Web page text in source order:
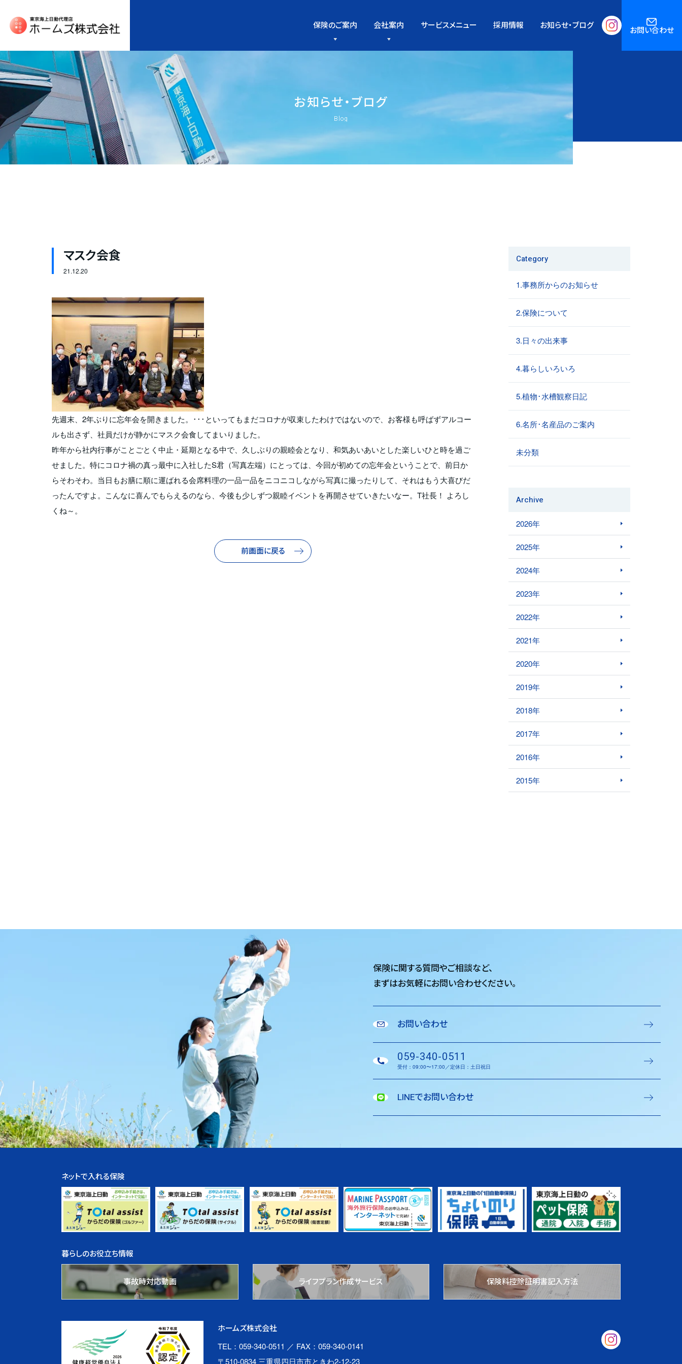
保険のご案内 会社案内 サービスメニュー 採用情報 お知らせ・ブログ お問い合わせ
お知らせ・ブログ
Blog
マスク会食
21.12.20
先週末、2年ぶりに忘年会を開きました。･･･といってもまだコロナが収束したわけではないので、お客様も呼ばずアルコー
ルも出さず、社員だけが静かにマスク会食してまいりました。
昨年から社内行事がことごとく中止・延期となる中で、久しぶりの親睦会となり、和気あいあいとした楽しいひと時を過ご
せました。特にコロナ禍の真っ最中に入社したS君（写真左端）にとっては、今回が初めての忘年会ということで、前日か
らそわそわ。当日もお膳に順に運ばれる会席料理の一品一品をニコニコしながら写真に撮ったりして、それはもう大喜びだ
ったんですよ。こんなに喜んでもらえるのなら、今後も少しずつ親睦イベントを再開させていきたいなー。T社長！ よろし
くね～。
前画面に戻る
Category
1.事務所からのお知らせ
2.保険について
3.日々の出来事
4.暮らしいろいろ
5.植物･水槽観察日記
6.名所･名産品のご案内
未分類
Archive
2026年
2025年
2024年
2023年
2022年
2021年
2020年
2019年
2018年
2017年
2016年
2015年
保険に関する質問やご相談など、
まずはお気軽にお問い合わせください。
お問い合わせ
059-340-0511
受付：09:00〜17:00／定休日：土日祝日
LINEでお問い合わせ
ネットで入れる保険
暮らしのお役立ち情報
事故時対応動画 ライフプラン作成サービス 保険料控除証明書記入方法
ホームズ株式会社
TEL：059-340-0511 ／ FAX：059-340-0141
〒510-0834 三重県四日市市ときわ2-12-23